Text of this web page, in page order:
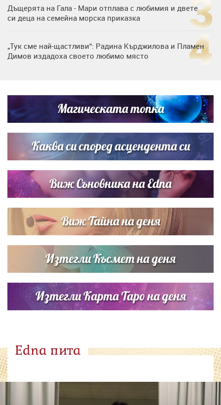
Дъщерята на Гала - Мари отплава с любимия и двете
си деца на семейна морска приказка
„Тук сме най-щастливи“: Радина Кърджилова и Пламен
Димов издадоха своето любимо място
Братя Аргирови я изненадаха с песен
Магическата топка
Каква си според асцендента си
Виж Съновника на Edna
Виж Тайна на деня
Изтегли Късмет на деня
Изтегли Карта Таро на деня
Edna пита